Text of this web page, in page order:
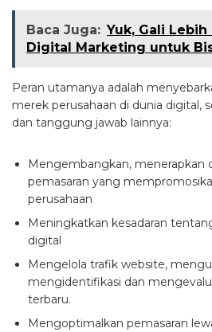
Baca Juga: Yuk, Gali
Digital Marketing untuk
Peran utamanya adalah
merek perusahaan di dunia digital,
dan tanggung jawab lainnya:
Mengembangkan, menerapkan
pemasaran yang
perusahaan
Meningkatkan kesadaran
digital
Mengelola trafik website,
mengidentifikasi dan
terbaru.
Mengoptimalkan pemasaran